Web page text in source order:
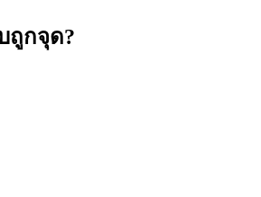
ถูกจุด?